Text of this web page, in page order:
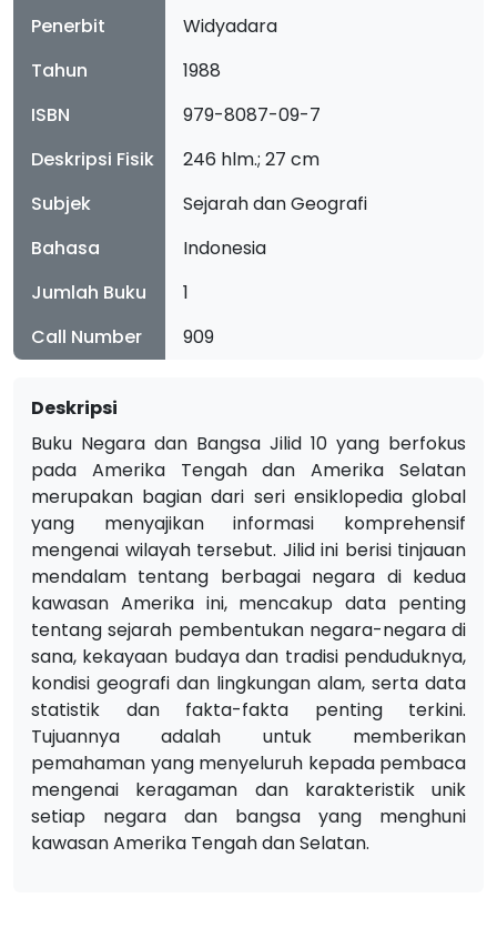
Penerbit
Widyadara
Tahun
1988
ISBN
979-8087-09-7
Deskripsi Fisik
246 hlm.; 27 cm
Subjek
Sejarah dan Geografi
Bahasa
Indonesia
Jumlah Buku
1
Call Number
909
Deskripsi
Buku Negara dan Bangsa Jilid 10 yang berfokus
pada Amerika Tengah dan Amerika Selatan
merupakan bagian dari seri ensiklopedia global
yang menyajikan informasi komprehensif
mengenai wilayah tersebut. Jilid ini berisi tinjauan
mendalam tentang berbagai negara di kedua
kawasan Amerika ini, mencakup data penting
tentang sejarah pembentukan negara-negara di
sana, kekayaan budaya dan tradisi penduduknya,
kondisi geografi dan lingkungan alam, serta data
statistik dan fakta-fakta penting terkini.
Tujuannya adalah untuk memberikan
pemahaman yang menyeluruh kepada pembaca
mengenai keragaman dan karakteristik unik
setiap negara dan bangsa yang menghuni
kawasan Amerika Tengah dan Selatan.